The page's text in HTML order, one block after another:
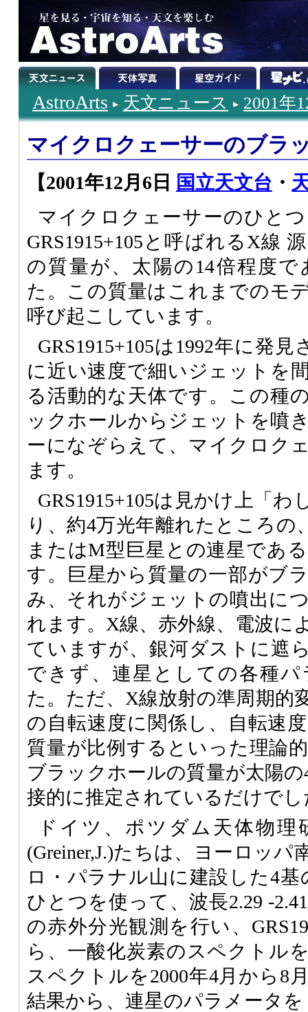
AstroArts 天文ニュース 2001年
マイクロクェーサーのブラ
【2001年12月6日 国立天文台 ・
マイクロクェーサーのひと
GRS1915+105と呼ばれるX線
の質量が、太陽の14倍程度
た。この質量はこれまでのモ
呼び起こしています。
GRS1915+105は1992年に発
に近い速度で細いジェットを
る活動的な天体です。この種
ックホールからジェットを噴
ーになぞらえて、マイクロク
ます。
GRS1915+105は見かけ上「
り、約4万光年離れたところ
またはM型巨星との連星であ
す。巨星から質量の一部がブ
み、それがジェットの噴出に
れます。X線、赤外線、電波に
ていますが、銀河ダストに遮
できず、連星としての各種
た。ただ、X線放射の準周期的
の自転速度に関係し、自転速
質量が比例するといった理論
ブラックホールの質量が太陽
接的に推定されているだけでし
ドイツ、ポツダム天体物
(Greiner,J.)たちは、ヨーロッパ
ロ・パラナル山に建設した4
ひとつを使って、波長2.29 -
の赤外分光観測を行い、
ら、一酸化炭素のスペクトル
スペクトルを2000年4月から8
結果から、連星のパラメータを